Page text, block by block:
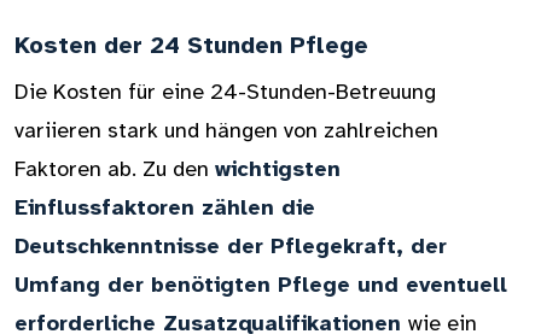
Kosten der 24 Stunden Pflege
Die Kosten für eine 24-Stunden-Betreuung
variieren stark und hängen von zahlreichen
Faktoren ab. Zu den wichtigsten
Einflussfaktoren zählen die
Deutschkenntnisse der Pflegekraft, der
Umfang der benötigten Pflege und eventuell
erforderliche Zusatzqualifikationen wie ein